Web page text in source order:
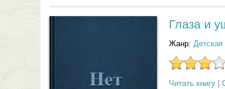
Глаза и
Жанр: Детская
Читать книгу|